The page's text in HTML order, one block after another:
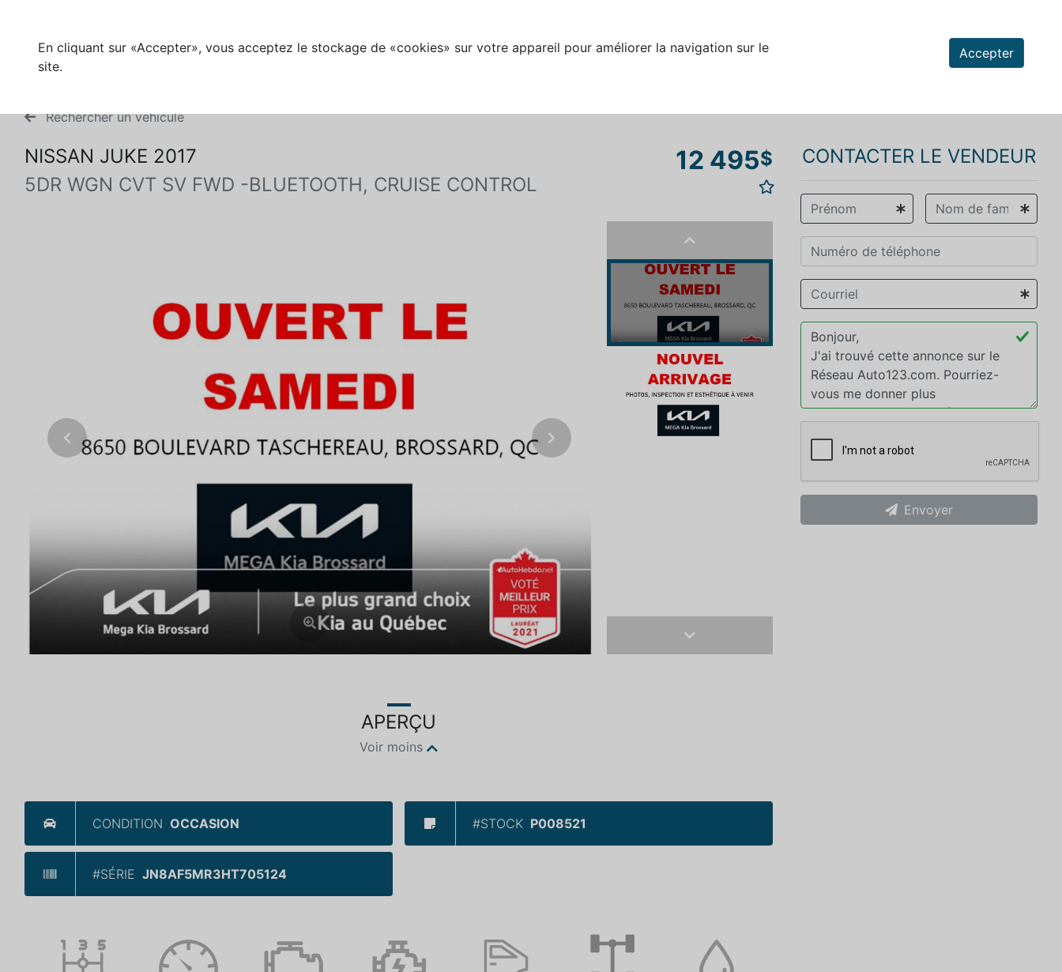
En cliquant sur «Accepter», vous acceptez le stockage de «cookies» sur votre appareil pour améliorer la navigation sur le
site.
Accepter
Rechercher un véhicule
NISSAN JUKE 2017
5DR WGN CVT SV FWD -BLUETOOTH, CRUISE CONTROL
12 495$
Previous Next
Previous
Next
APERÇU
Voir moins
CONDITION OCCASION #STOCK P008521
#SÉRIE JN8AF5MR3HT705124
CONTACTER LE VENDEUR
Envoyer